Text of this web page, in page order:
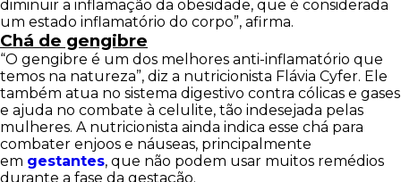
diminuir a inflamação da obesidade, que é considerada
um estado inflamatório do corpo”, afirma.
Chá de gengibre
“O gengibre é um dos melhores anti-inflamatório que
temos na natureza”, diz a nutricionista Flávia Cyfer. Ele
também atua no sistema digestivo contra cólicas e gases
e ajuda no combate à celulite, tão indesejada pelas
mulheres. A nutricionista ainda indica esse chá para
combater enjoos e náuseas, principalmente
em gestantes, que não podem usar muitos remédios
durante a fase da gestação.